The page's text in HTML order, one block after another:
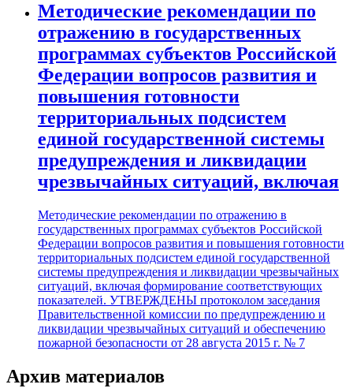
Методические рекомендации по
отражению в государственных
программах субъектов Российской
Федерации вопросов развития и
повышения готовности
территориальных подсистем
единой государственной системы
предупреждения и ликвидации
чрезвычайных ситуаций, включая
Методические рекомендации по отражению в
государственных программах субъектов Российской
Федерации вопросов развития и повышения готовности
территориальных подсистем единой государственной
системы предупреждения и ликвидации чрезвычайных
ситуаций, включая формирование соответствующих
показателей. УТВЕРЖДЕНЫ протоколом заседания
Правительственной комиссии по предупреждению и
ликвидации чрезвычайных ситуаций и обеспечению
пожарной безопасности от 28 августа 2015 г. № 7
Архив материалов